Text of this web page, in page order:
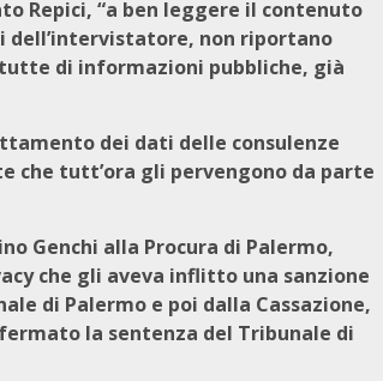
Repici, “a ben leggere il contenuto
dell’intervistatore, non riportano
di informazioni pubbliche, già
dei dati delle consulenze
che tutt’ora gli pervengono da parte
Genchi alla Procura di Palermo,
che gli aveva inflitto una sanzione
di Palermo e poi dalla Cassazione,
la sentenza del Tribunale di